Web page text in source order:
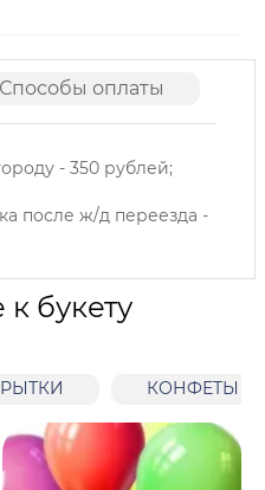
Способы оплаты
- 350 рублей;
после ж/д переезда -
букету
КОНФЕТЫ